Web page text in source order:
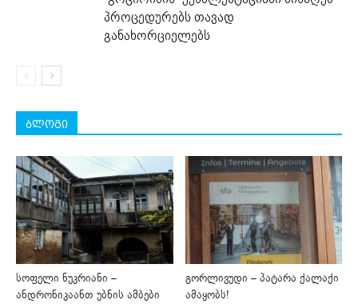
პროცედურებს თავად
განახორციელებს
ბლოგი
სოფელი ნუკრიანი –
ანდრონიკაანთ უბნის ამბები
გორლივუდი – პატარა ქალაქი
ამაყობს!